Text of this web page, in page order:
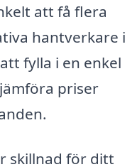
att få flera
hantverkare i
fylla i en enkel
priser
skillnad för ditt